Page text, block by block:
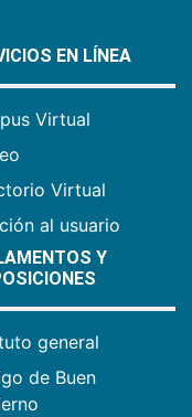
EN LÍNEA
Virtual
Virtual
al usuario
Y
general
de Buen